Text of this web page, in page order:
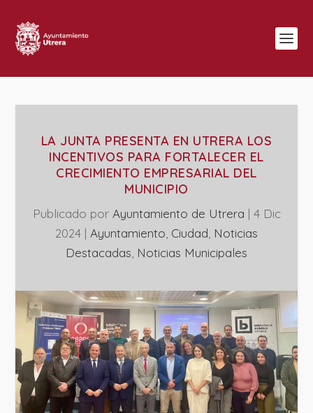
LA JUNTA PRESENTA EN UTRERA LOS
INCENTIVOS PARA FORTALECER EL
CRECIMIENTO EMPRESARIAL DEL
MUNICIPIO
Publicado por Ayuntamiento de Utrera | 4 Dic
2024 | Ayuntamiento Ciudad Noticias
Destacadas ‎Noticias Municipales